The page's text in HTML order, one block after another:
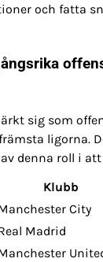
och fatta
sig som
ligorna.
denna roll i
Klubb
City
Madrid